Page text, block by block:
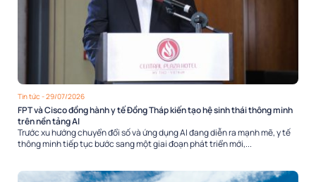
Tin tức - 29/07/2026
FPT và Cisco đồng hành y tế Đồng Tháp kiến tạo hệ sinh thái thông minh
trên nền tảng AI
Trước xu hướng chuyển đổi số và ứng dụng AI đang diễn ra mạnh mẽ, y tế
thông minh tiếp tục bước sang một giai đoạn phát triển mới,...